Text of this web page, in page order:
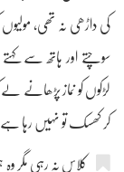
کی داڑھی نہ تھی،
سوچتے اور ہاتھ سے
لڑکوں کو نماز پڑھانے لے
کر کھسک تو نہیں رہا ہے
کلاس نہ رہی مگر